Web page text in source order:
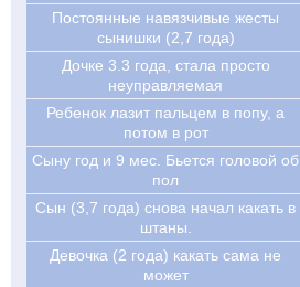
Постоянные навязчивые жесты
сынишки (2,7 года)
Дочке 3.3 года, стала просто
неуправляемая
Ребенок лазит пальцем в попу, а
потом в рот
Сыну год и 9 мес. Бьется головой об
пол
Сын (3,7 года) снова начал какать в
штаны.
Девочка (2 года) какать сама не
может